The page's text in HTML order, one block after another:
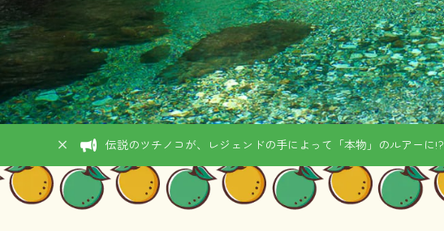
伝説のツチノコが、レジェンドの手によって「本物」のルアーに!?